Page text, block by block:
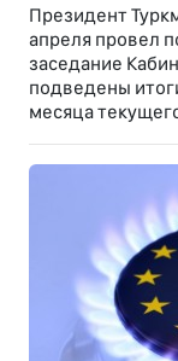
Президент
апреля провел
заседание
подведены
месяца